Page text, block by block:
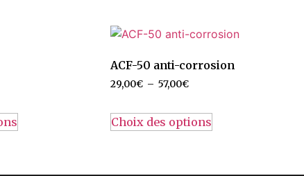
ACF-50 anti-corrosion
29,00€ – 57,00€
Choix des options